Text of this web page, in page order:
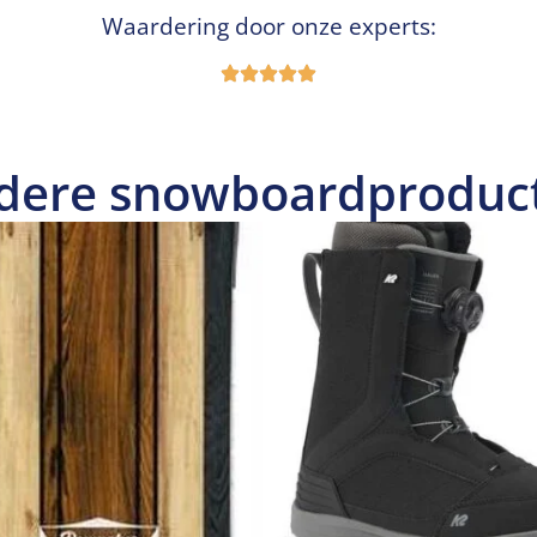
Waardering door onze experts: